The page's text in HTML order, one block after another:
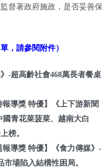
督著政府施政，是否妥善保
，請參閱附件）
-超高齡社會468萬長者餐桌
報導獎 特優】《上下游新聞
青花菜菠菜、越南大白
榜。
報導獎 特優】《食力傳媒》-
場陷入結構性困局。